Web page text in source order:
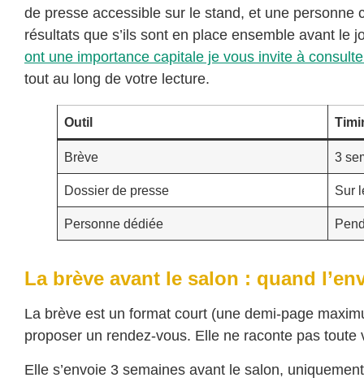
de presse accessible sur le stand, et une
résultats que s’ils sont en place ensemble avant le
ont une importance capitale je vous invite à
tout au long de votre lecture.
Outil
Brève 3
Dossier de presse Sur
Personne dédiée
La brève avant le salon : quand
La brève est un format court (une demi-page
proposer un rendez-vous. Elle ne raconte pas
Elle s’envoie 3 semaines avant le salon,